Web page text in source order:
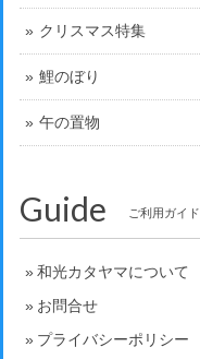
クリスマス特集
鯉のぼり
午の置物
Guide ご利用ガイド
和光カタヤマについて
お問合せ
プライバシーポリシー